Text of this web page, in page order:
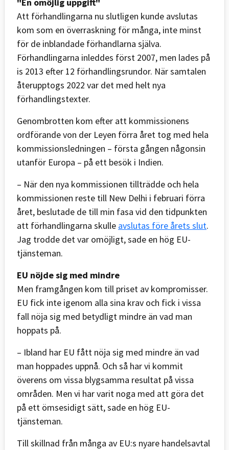
Att förhandlingarna nu slutligen kunde avslutas
kom som en överraskning för många, inte minst
för de inblandade förhandlarna själva.
Förhandlingarna inleddes först 2007, men lades på
is 2013 efter 12 förhandlingsrundor. När samtalen
återupptogs 2022 var det med helt nya
förhandlingstexter.
Genombrotten kom efter att kommissionens
ordförande von der Leyen förra året tog med hela
kommissionsledningen – första gången någonsin
utanför Europa – på ett besök i Indien.
– När den nya kommissionen tillträdde och hela
kommissionen reste till New Delhi i februari förra
året, beslutade de till min fasa vid den tidpunkten
att förhandlingarna skulle avslutas före årets slut.
Jag trodde det var omöjligt, sade en hög EU-
tjänsteman.
EU nöjde sig med mindre
Men framgången kom till priset av kompromisser.
EU fick inte igenom alla sina krav och fick i vissa
fall nöja sig med betydligt mindre än vad man
hoppats på.
– Ibland har EU fått nöja sig med mindre än vad
man hoppades uppnå. Och så har vi kommit
överens om vissa blygsamma resultat på vissa
områden. Men vi har varit noga med att göra det
på ett ömsesidigt sätt, sade en hög EU-
tjänsteman.
Till skillnad från många av EU:s nyare handelsavtal